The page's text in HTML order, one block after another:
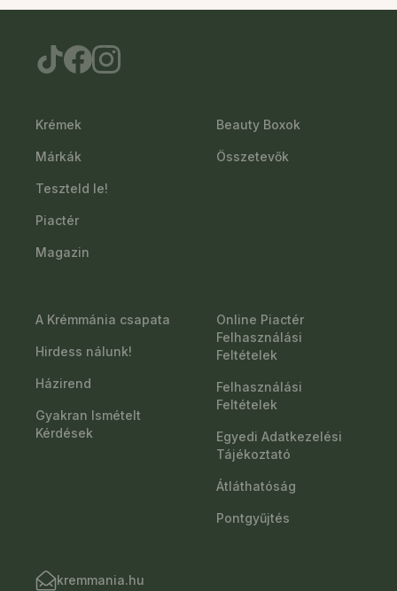
Krémek
Márkák
Teszteld le!
Piactér
Magazin
Beauty Boxok
Összetevők
A Krémmánia csapata
Hirdess nálunk!
Házirend
Gyakran Ismételt
Kérdések
Online Piactér
Felhasználási
Feltételek
Felhasználási
Feltételek
Egyedi Adatkezelési
Tájékoztató
Átláthatóság
Pontgyűjtés
kremmania.hu